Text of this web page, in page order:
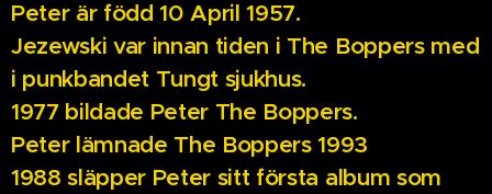
Peter är född 10 April 1957.
Jezewski var innan tiden i The Boppers med
i punkbandet Tungt sjukhus.
1977 bildade Peter The Boppers.
Peter lämnade The Boppers 1993
1988 släpper Peter sitt första album som